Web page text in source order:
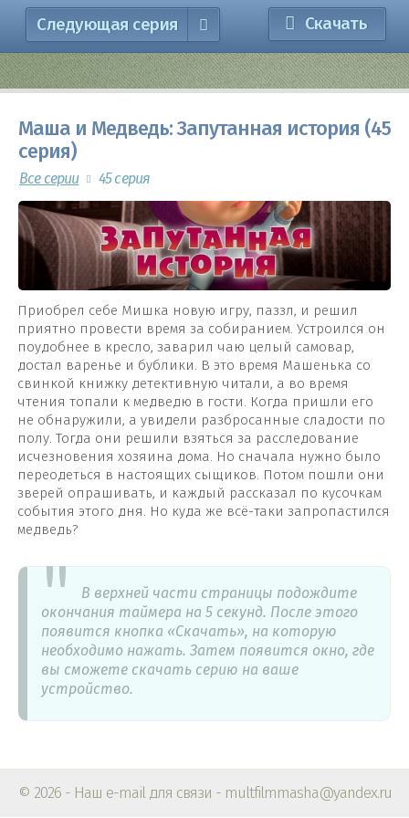
Следующая серия Скачать
Маша и Медведь: Запутанная история (45
серия)
Все серии 45 серия
Приобрел себе Мишка новую игру, паззл, и решил
приятно провести время за собиранием. Устроился он
поудобнее в кресло, заварил чаю целый самовар,
достал варенье и бублики. В это время Машенька со
свинкой книжку детективную читали, а во время
чтения топали к медведю в гости. Когда пришли его
не обнаружили, а увидели разбросанные сладости по
полу. Тогда они решили взяться за расследование
исчезновения хозяина дома. Но сначала нужно было
переодеться в настоящих сыщиков. Потом пошли они
зверей опрашивать, и каждый рассказал по кусочкам
события этого дня. Но куда же всё-таки запропастился
медведь?
В верхней части страницы подождите
окончания таймера на 5 секунд. После этого
появится кнопка «Скачать», на которую
необходимо нажать. Затем появится окно, где
вы сможете скачать серию на ваше
устройство.
© 2026 - Наш e-mail для связи - multfilmmasha@yandex.ru